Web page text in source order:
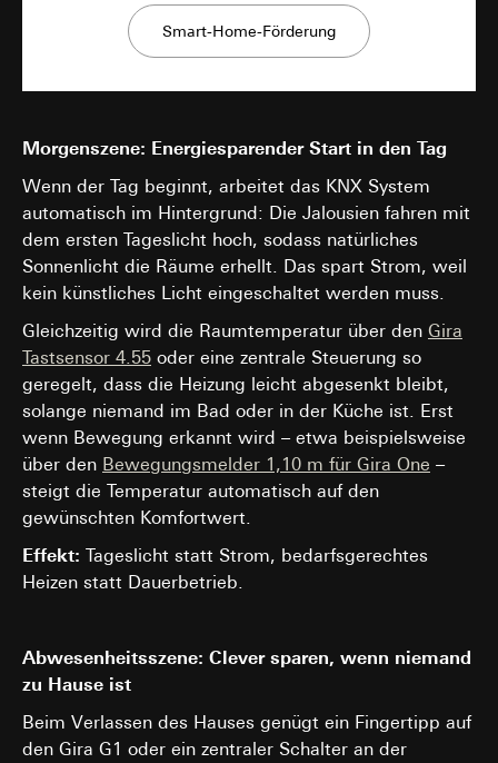
Smart-Home-Förderung
Morgenszene: Energiesparender Start in den Tag
Wenn der Tag beginnt, arbeitet das KNX System
automatisch im Hintergrund: Die Jalousien fahren mit
dem ersten Tageslicht hoch, sodass natürliches
Sonnenlicht die Räume erhellt. Das spart Strom, weil
kein künstliches Licht eingeschaltet werden muss.
Gleichzeitig wird die Raumtemperatur über den Gira
Tastsensor 4.55 oder eine zentrale Steuerung so
geregelt, dass die Heizung leicht abgesenkt bleibt,
solange niemand im Bad oder in der Küche ist. Erst
wenn Bewegung erkannt wird – etwa beispielsweise
über den Bewegungsmelder 1,10 m für Gira One –
steigt die Temperatur automatisch auf den
gewünschten Komfortwert.
Effekt: Tageslicht statt Strom, bedarfsgerechtes
Heizen statt Dauerbetrieb.
Abwesenheitsszene: Clever sparen, wenn niemand
zu Hause ist
Beim Verlassen des Hauses genügt ein Fingertipp auf
den Gira G1 oder ein zentraler Schalter an der